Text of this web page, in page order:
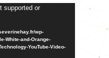
supported or
wp-
White-and-Orange-
YouTube-Video-